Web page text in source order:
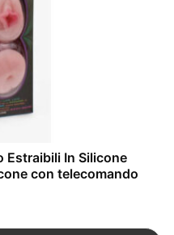
Estraibili In Silicone
con telecomando